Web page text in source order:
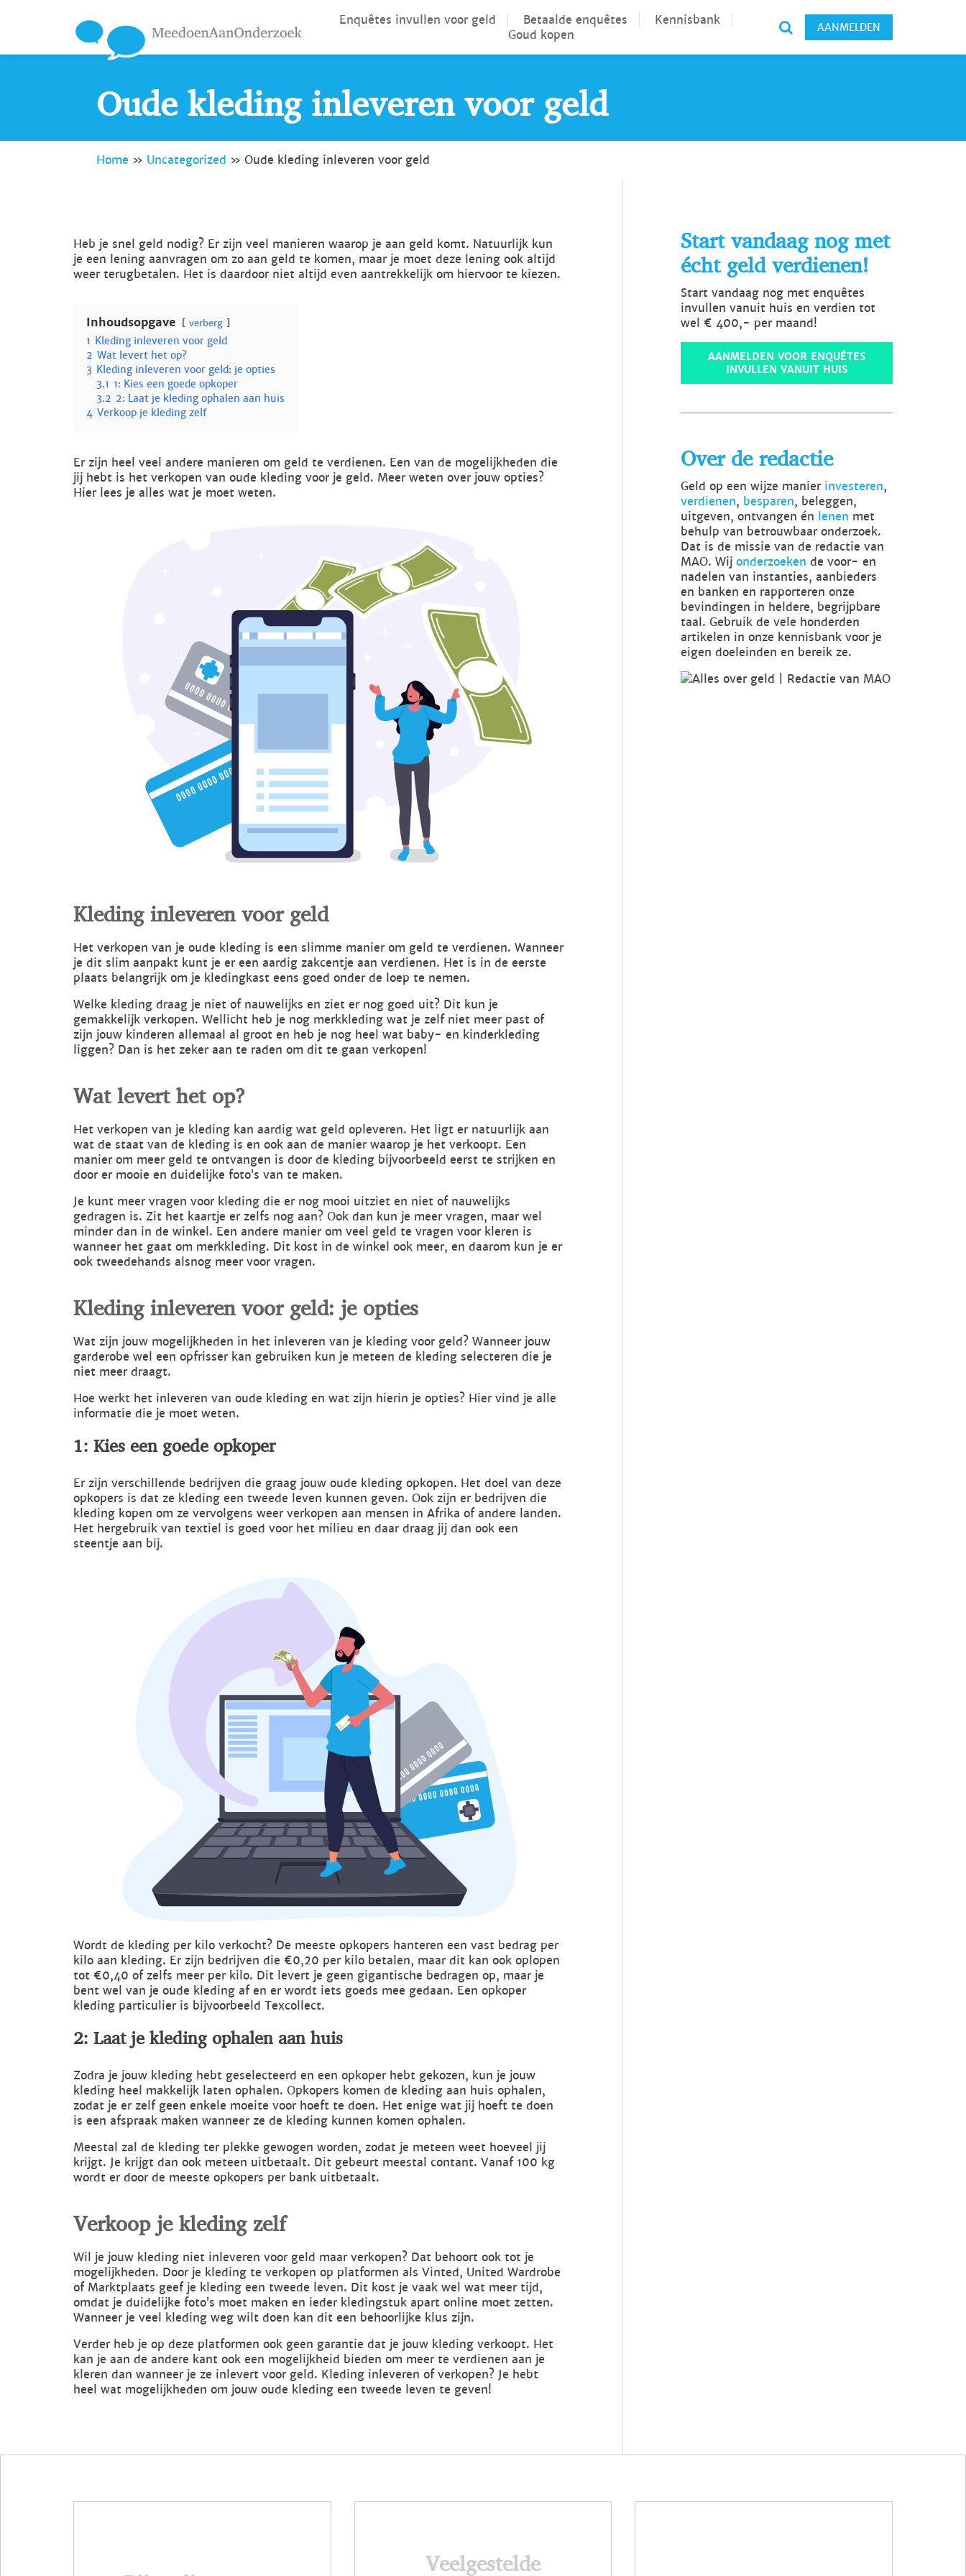
Enquêtes invullen voor geld Betaalde enquêtes
Kennisbank
Goud kopen
AANMELDEN
Oude kleding inleveren voor geld
Home » Uncategorized » Oude kleding inleveren voor geld
Heb je snel geld nodig? Er zijn veel manieren waarop je aan geld komt. Natuurlijk kun
je een lening aanvragen om zo aan geld te komen, maar je moet deze lening ook altijd
weer terugbetalen. Het is daardoor niet altijd even aantrekkelijk om hiervoor te kiezen.
Inhoudsopgave verberg
1 Kleding inleveren voor geld
2 Wat levert het op?
3 Kleding inleveren voor geld: je opties
3.1 1: Kies een goede opkoper
3.2 2: Laat je kleding ophalen aan huis
4 Verkoop je kleding zelf
Er zijn heel veel andere manieren om geld te verdienen. Een van de mogelijkheden die
jij hebt is het verkopen van oude kleding voor je geld. Meer weten over jouw opties?
Hier lees je alles wat je moet weten.
Kleding inleveren voor geld
Het verkopen van je oude kleding is een slimme manier om geld te verdienen. Wanneer
je dit slim aanpakt kunt je er een aardig zakcentje aan verdienen. Het is in de eerste
plaats belangrijk om je kledingkast eens goed onder de loep te nemen.
Welke kleding draag je niet of nauwelijks en ziet er nog goed uit? Dit kun je
gemakkelijk verkopen. Wellicht heb je nog merkkleding wat je zelf niet meer past of
zijn jouw kinderen allemaal al groot en heb je nog heel wat baby- en kinderkleding
liggen? Dan is het zeker aan te raden om dit te gaan verkopen!
Wat levert het op?
Het verkopen van je kleding kan aardig wat geld opleveren. Het ligt er natuurlijk aan
wat de staat van de kleding is en ook aan de manier waarop je het verkoopt. Een
manier om meer geld te ontvangen is door de kleding bijvoorbeeld eerst te strijken en
door er mooie en duidelijke foto’s van te maken.
Je kunt meer vragen voor kleding die er nog mooi uitziet en niet of nauwelijks
gedragen is. Zit het kaartje er zelfs nog aan? Ook dan kun je meer vragen, maar wel
minder dan in de winkel. Een andere manier om veel geld te vragen voor kleren is
wanneer het gaat om merkkleding. Dit kost in de winkel ook meer, en daarom kun je er
ook tweedehands alsnog meer voor vragen.
Kleding inleveren voor geld: je opties
Wat zijn jouw mogelijkheden in het inleveren van je kleding voor geld? Wanneer jouw
garderobe wel een opfrisser kan gebruiken kun je meteen de kleding selecteren die je
niet meer draagt.
Hoe werkt het inleveren van oude kleding en wat zijn hierin je opties? Hier vind je alle
informatie die je moet weten.
1: Kies een goede opkoper
Er zijn verschillende bedrijven die graag jouw oude kleding opkopen. Het doel van deze
opkopers is dat ze kleding een tweede leven kunnen geven. Ook zijn er bedrijven die
kleding kopen om ze vervolgens weer verkopen aan mensen in Afrika of andere landen.
Het hergebruik van textiel is goed voor het milieu en daar draag jij dan ook een
steentje aan bij.
Wordt de kleding per kilo verkocht? De meeste opkopers hanteren een vast bedrag per
kilo aan kleding. Er zijn bedrijven die €0,20 per kilo betalen, maar dit kan ook oplopen
tot €0,40 of zelfs meer per kilo. Dit levert je geen gigantische bedragen op, maar je
bent wel van je oude kleding af en er wordt iets goeds mee gedaan. Een opkoper
kleding particulier is bijvoorbeeld Texcollect.
2: Laat je kleding ophalen aan huis
Zodra je jouw kleding hebt geselecteerd en een opkoper hebt gekozen, kun je jouw
kleding heel makkelijk laten ophalen. Opkopers komen de kleding aan huis ophalen,
zodat je er zelf geen enkele moeite voor hoeft te doen. Het enige wat jij hoeft te doen
is een afspraak maken wanneer ze de kleding kunnen komen ophalen.
Meestal zal de kleding ter plekke gewogen worden, zodat je meteen weet hoeveel jij
krijgt. Je krijgt dan ook meteen uitbetaalt. Dit gebeurt meestal contant. Vanaf 100 kg
wordt er door de meeste opkopers per bank uitbetaalt.
Verkoop je kleding zelf
Wil je jouw kleding niet inleveren voor geld maar verkopen? Dat behoort ook tot je
mogelijkheden. Door je kleding te verkopen op platformen als Vinted, United Wardrobe
of Marktplaats geef je kleding een tweede leven. Dit kost je vaak wel wat meer tijd,
omdat je duidelijke foto’s moet maken en ieder kledingstuk apart online moet zetten.
Wanneer je veel kleding weg wilt doen kan dit een behoorlijke klus zijn.
Verder heb je op deze platformen ook geen garantie dat je jouw kleding verkoopt. Het
kan je aan de andere kant ook een mogelijkheid bieden om meer te verdienen aan je
kleren dan wanneer je ze inlevert voor geld. Kleding inleveren of verkopen? Je hebt
heel wat mogelijkheden om jouw oude kleding een tweede leven te geven!
Start vandaag nog met
écht geld verdienen!
Start vandaag nog met enquêtes
invullen vanuit huis en verdien tot
wel € 400,- per maand!
AANMELDEN VOOR ENQUÊTES
INVULLEN VANUIT HUIS
Over de redactie
Geld op een wijze manier investeren,
verdienen, besparen, beleggen,
uitgeven, ontvangen én lenen met
behulp van betrouwbaar onderzoek.
Dat is de missie van de redactie van
MAO. Wijonderzoeken de voor- en
nadelen van instanties, aanbieders
en banken en rapporteren onze
bevindingen in heldere, begrijpbare
taal. Gebruik de vele honderden
artikelen in onze kennisbank voor je
eigen doeleinden en bereik ze.
Veelgestelde